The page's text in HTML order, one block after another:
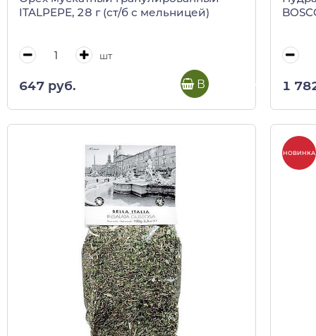
ITALPEPE, 28 г (ст/б с мельницей)
шт
647 руб. В корзину 1
НОВИНКА